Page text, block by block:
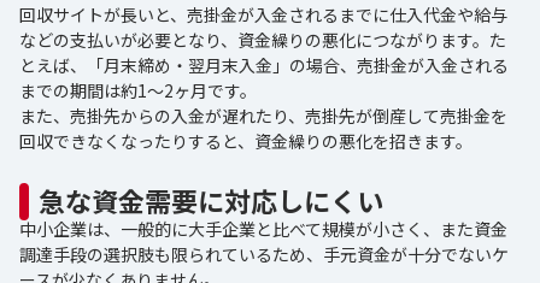
回収サイトが長いと、売掛金が入金されるまでに仕入代金や給与
などの支払いが必要となり、資金繰りの悪化につながります。た
とえば、「月末締め・翌月末入金」の場合、売掛金が入金される
までの期間は約1～2ヶ月です。
また、売掛先からの入金が遅れたり、売掛先が倒産して売掛金を
回収できなくなったりすると、資金繰りの悪化を招きます。
急な資金需要に対応しにくい
中小企業は、一般的に大手企業と比べて規模が小さく、また資金
調達手段の選択肢も限られているため、手元資金が十分でないケ